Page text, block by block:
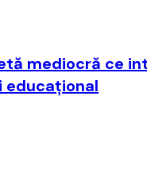
mediocră ce
educaţional